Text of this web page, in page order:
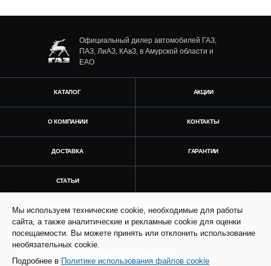
Официальный дилер автомобилей ГАЗ,
ПАЗ, ЛиАЗ, КАвЗ, в Амурской области и
ЕАО
КАТАЛОГ АКЦИИ
О КОМПАНИИ КОНТАКТЫ
ДОСТАВКА ГАРАНТИИ
СТАТЬИ
Получить консультацию
Мы используем технические cookie, необходимые для работы
сайта, а также аналитические и рекламные cookie для оценки
посещаемости. Вы можете принять или отклонить использование
необязательных cookie.
Подробнее в Политике использования файлов cookie